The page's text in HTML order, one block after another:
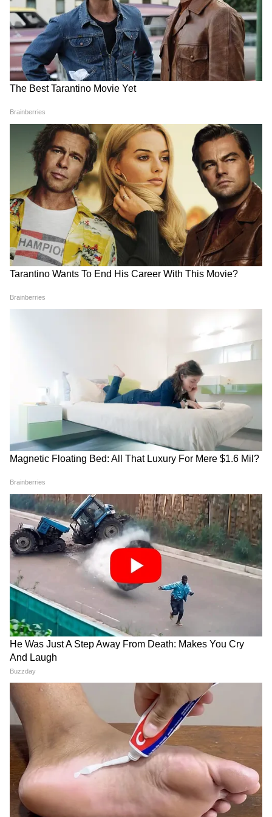
मानक संयुक्त राज्य पासपोर्ट के अंदर के फ्रंट कवर पर
पर्सी मोरन की फ्रांसिस स्कॉट की की कलाकृति है, जिसमें
फोर्ट मैकहेनरी पर गोलाबारी के बाद की सुबह को दर्शाया
गया है, यह वही संघर्ष था जिसने की को उन छंदों को
लिखने के लिए प्रेरित किया जो अंततः अमेरिकी राष्ट्रगान
बन गए। राष्ट्रगान के अंश भी अंदर के फ्रंट कवर पर अंकित
हैं। (एएनआई)
(Except for the headline, this story has
not been edited by Asianetnews Editorial
staff and is published from a syndicated
feed.)